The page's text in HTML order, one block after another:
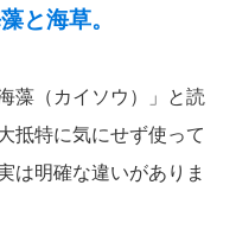
と海草。
藻（カイソウ）」と読
抵特に気にせず使って
は明確な違いがありま